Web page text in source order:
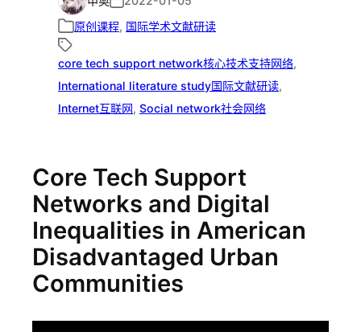
原创课程, 国际学术文献研读
core tech support network核心技术支持网络
International literature study国际文献研读
Internet互联网, Social network社会网络
Core Tech Support
Networks and Digital
Inequalities in American
Disadvantaged Urban
Communities